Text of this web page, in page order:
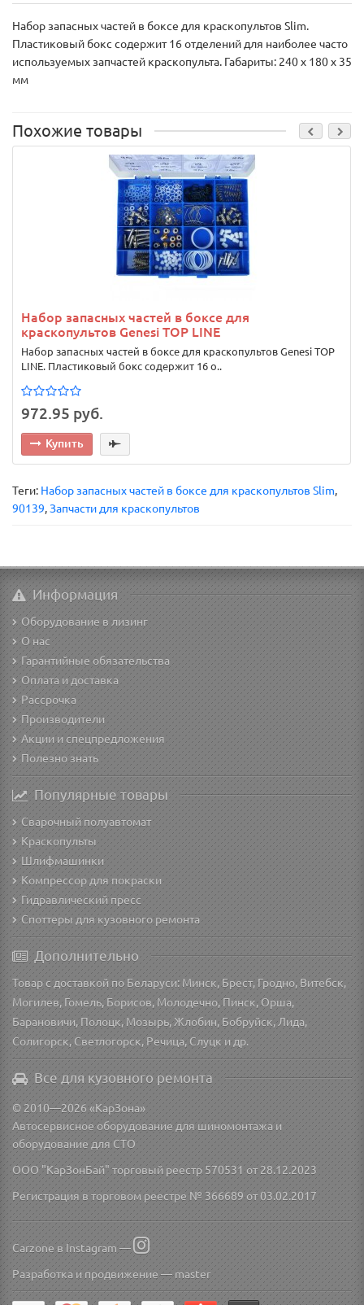
Набор запасных частей в боксе для краскопультов Slim.
Пластиковый бокс содержит 16 отделений для наиболее часто
используемых запчастей краскопульта. Габариты: 240 х 180 х 35
мм
Похожие товары
Набор запасных частей в боксе для
краскопультов Genesi TOP LINE
Набор запасных частей в боксе для краскопультов Genesi TOP
LINE. Пластиковый бокс содержит 16 о..
972.95 руб.
Купить
Теги: Набор запасных частей в боксе для краскопультов Slim,
90139,Запчасти для краскопультов
Информация
Оборудование в лизинг
О нас
Гарантийные обязательства
Оплата и доставка
Рассрочка
Производители
Акции и спецпредложения
Полезно знать
Популярные товары
Сварочный полуавтомат
Краскопульты
Шлифмашинки
Компрессор для покраски
Гидравлический пресс
Споттеры для кузовного ремонта
Дополнительно
Товар с доставкой по Беларуси: Минск, Брест, Гродно, Витебск,
Могилев, Гомель, Борисов, Молодечно, Пинск, Орша,
Барановичи, Полоцк, Мозырь, Жлобин, Бобруйск, Лида,
Солигорск, Светлогорск, Речица, Слуцк и др.
Все для кузовного ремонта
© 2010—2026 «КарЗона»
Автосервисное оборудование для шиномонтажа и
оборудование для СТО
ООО "КарЗонБай" торговый реестр 570531 от 28.12.2023
Регистрация в торговом реестре № 366689 от 03.02.2017
Carzone в Instagram —
Разработка и продвижение —master